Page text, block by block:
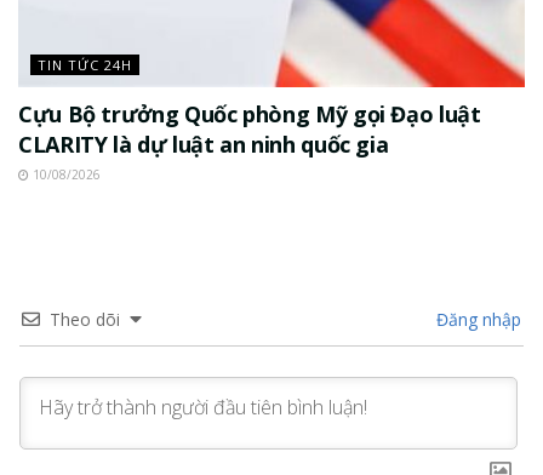
TIN TỨC 24H
Cựu Bộ trưởng Quốc phòng Mỹ gọi Đạo luật
CLARITY là dự luật an ninh quốc gia
10/08/2026
Theo dõi Đăng nhập